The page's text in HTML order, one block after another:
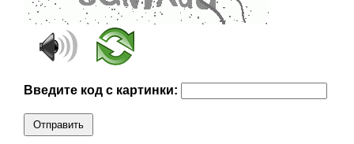
Введите код с картинки:
Отправить